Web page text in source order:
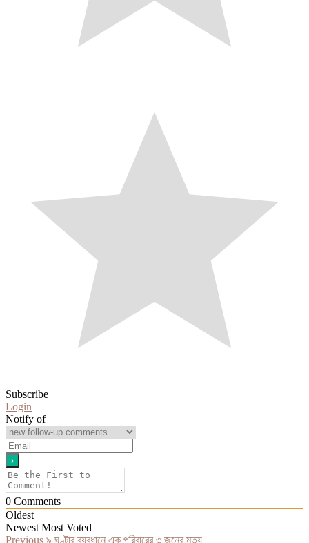
Subscribe
Login
Notify of
0 Comments
Oldest
Newest Most Voted
Previous Previous
৯ ঘণ্টার ব্যবধানে এক পরিবারের ৩ জনের মৃত্যু